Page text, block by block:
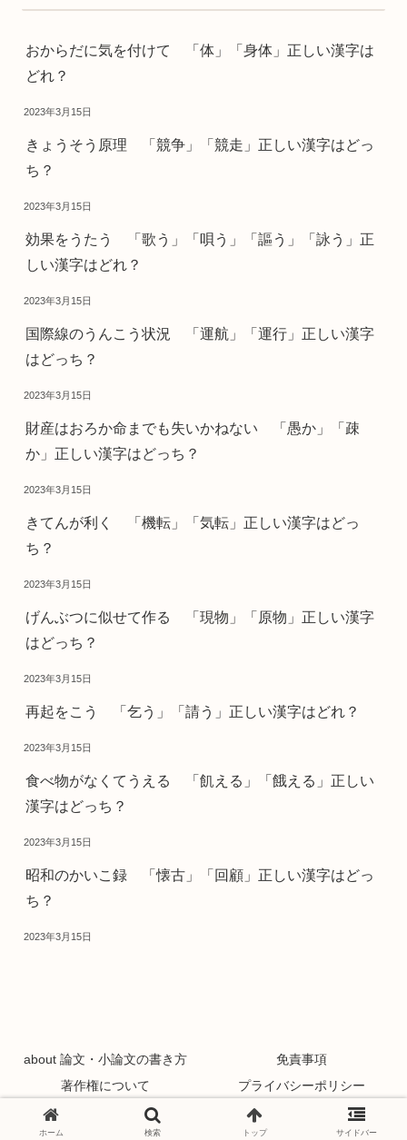
おからだに気を付けて 「体」「身体」正しい漢字は
どれ？
2023年3月15日
きょうそう原理 「競争」「競走」正しい漢字はどっ
ち？
2023年3月15日
効果をうたう 「歌う」「唄う」「謳う」「詠う」正
しい漢字はどれ？
2023年3月15日
国際線のうんこう状況 「運航」「運行」正しい漢字
はどっち？
2023年3月15日
財産はおろか命までも失いかねない 「愚か」「疎
か」正しい漢字はどっち？
2023年3月15日
きてんが利く 「機転」「気転」正しい漢字はどっ
ち？
2023年3月15日
げんぶつに似せて作る 「現物」「原物」正しい漢字
はどっち？
2023年3月15日
再起をこう 「乞う」「請う」正しい漢字はどれ？
2023年3月15日
食べ物がなくてうえる 「飢える」「餓える」正しい
漢字はどっち？
2023年3月15日
昭和のかいこ録 「懐古」「回顧」正しい漢字はどっ
ち？
2023年3月15日
about 論文・小論文の書き方
免責事項
著作権について
プライバシーポリシー
Copyright © 2021 論文・小論文の書き方 All Rights Reserved.
ホーム 検索 トップ サイドバー